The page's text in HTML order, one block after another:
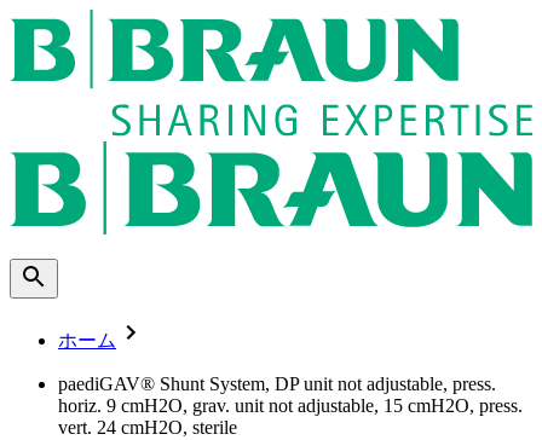
ホーム
paediGAV® Shunt System, DP unit not adjustable, press.
horiz. 9 cmH2O, grav. unit not adjustable, 15 cmH2O, press.
vert. 24 cmH2O, sterile